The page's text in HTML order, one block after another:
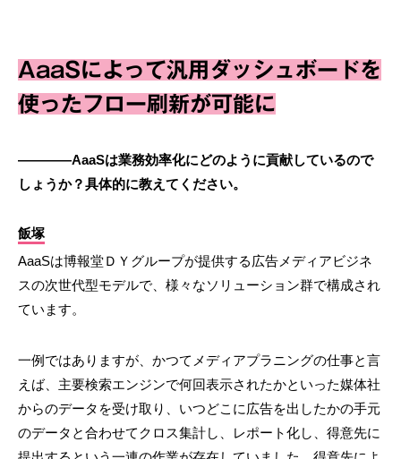
AaaSによって汎用ダッシュボードを
使ったフロー刷新が可能に
————AaaSは業務効率化にどのように貢献しているので
しょうか？具体的に教えてください。
飯塚
AaaSは博報堂ＤＹグループが提供する広告メディアビジネ
スの次世代型モデルで、様々なソリューション群で構成され
ています。
一例ではありますが、かつてメディアプラニングの仕事と言
えば、主要検索エンジンで何回表示されたかといった媒体社
からのデータを受け取り、いつどこに広告を出したかの手元
のデータと合わせてクロス集計し、レポート化し、得意先に